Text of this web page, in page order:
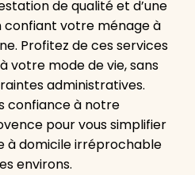
de qualité et d’une
confiant votre ménage à
Profitez de ces services
votre mode de vie, sans
administratives.
confiance à notre
pour vous simplifier
à domicile irréprochable
environs.